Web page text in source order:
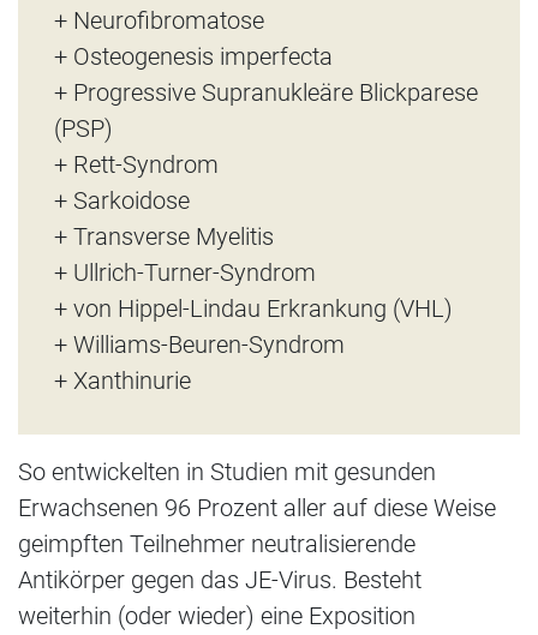
+ Neurofibromatose
+ Osteogenesis imperfecta
+ Progressive Supranukleäre Blickparese
(PSP)
+ Rett-Syndrom
+ Sarkoidose
+ Transverse Myelitis
+ Ullrich-Turner-Syndrom
+ von Hippel-Lindau Erkrankung (VHL)
+ Williams-Beuren-Syndrom
+ Xanthinurie
So entwickelten in Studien mit gesunden
Erwachsenen 96 Prozent aller auf diese Weise
geimpften Teilnehmer neutralisierende
Antikörper gegen das JE-Virus. Besteht
weiterhin (oder wieder) eine Exposition